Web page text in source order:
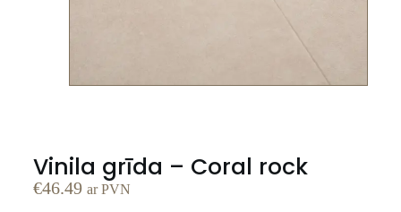
Vinila grīda – Coral rock
€46.49 ar PVN